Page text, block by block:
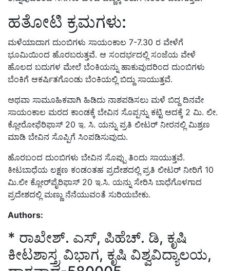
ಹತೋಟಿ ಕ್ರಮಗಳು:
ಮಳೆಯಾದಾಗ ದುಂಬಿಗಳು ಸಾಯಂಕಾಲ 7-7.30 ರ ವೇಳೆಗೆ
ಭೂಮಿಯಿಂದ ಹೊರಬರುತ್ತವೆ. ಆ ಸಂದರ್ಭದಲ್ಲಿ ಸಂಜೆಯ ವೇಳೆ
ಹೊಲದ ಬದುಗಳ ಮೇಲೆ ಬೆಂಕಿಯನ್ನು ಹಾಕುವುದರಿಂದ ದುಂಬಿಗಳು
ಬೆಂಕಿಗೆ ಆಕರ್ಷಿತಗೊಂಡು ಬೆಂಕಿಯಲ್ಲಿ ಬಿದ್ದು ಸಾಯುತ್ತವೆ.
ಅಥವಾ ಸಾಮೂಹಿಕವಾಗಿ ಹಿಡಿದು ನಾಶಪಡಿಸಲು ಮಳೆ ಬಿದ್ದ ದಿನವೇ
ಸಾಯಂಕಾಲ ಮರದ ಕಾಂಡಕ್ಕೆ ಬೇವಿನ ಸೊಪ್ಪನ್ನು ಕಟ್ಟಿ ಅದಕ್ಕೆ 2 ಮಿ. ಲೀ.
ಕ್ಲೋರೋಫೆರಿಫಾಸ್ 20 ಇ. ಸಿ. ಯನ್ನು ಪ್ರತಿ ಲೀಟರ್ ನೀರನಲ್ಲಿ ಮಿಶ್ರಣ
ಮಾಡಿ ಬೇವಿನ ಸೊಪ್ಪಿಗೆ ಸಿಂಪಡಿಸುವುದು.
ಹೊರಬಂದ ದುಂಬಿಗಳು ಬೇವಿನ ಸೊಪ್ಪು ತಿಂದು ಸಾಯುತ್ತವೆ.
ಕೀಟಬಾಧೆಯ ಲಕ್ಷಣ ಕಂಡಂತಹ ಪ್ರದೇಶದಲ್ಲಿ ಪ್ರತಿ ಲೀಟರ್ ನೀರಿಗೆ 10
ಮಿ.ಲೀ ಕ್ಲೋರ್‌ಪೈರಿಫಾಸ್ 20 ಇ.ಸಿ. ಯನ್ನು ಸೇರಿಸಿ ಬಾಧೆಗೊಳಗಾದ
ಪ್ರದೇಶದಲ್ಲಿ ಮಣ್ಣು ನೆನೆಯುವಂತೆ ಸುರಿಯಬೇಕು.
Authors:
* ರಾಖೇಶ್. ಎಸ್, ಪಿಹೆಚ್. ಡಿ, ಕೃಷಿ
ಕೀಟಶಾಸ್ತ್ರ ವಿಭಾಗ, ಕೃಷಿ ವಿಶ್ವವಿದ್ಯಾಲಯ,